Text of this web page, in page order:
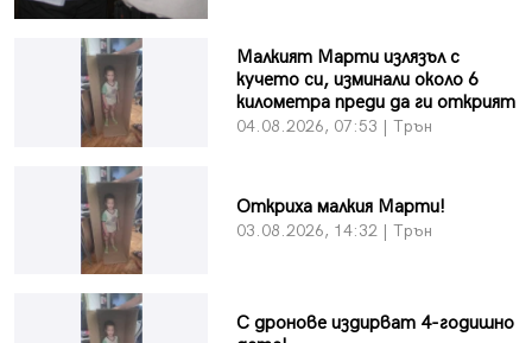
Малкият Марти излязъл с
кучето си, изминали около 6
километра преди да ги открият
04.08.2026, 07:53 | Трън
Откриха малкия Марти!
03.08.2026, 14:32 | Трън
С дронове издирват 4-годишно